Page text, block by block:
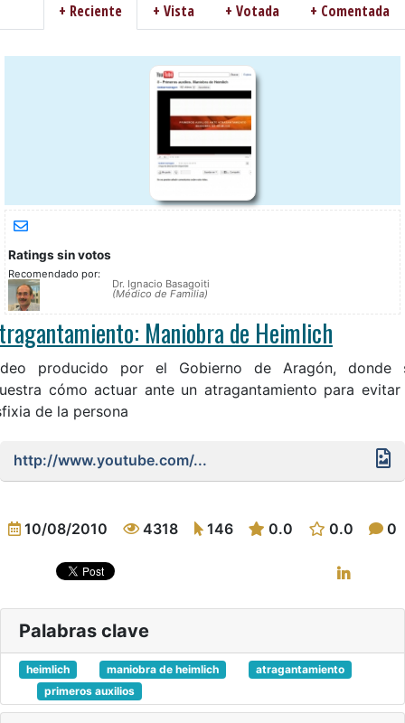
+ Reciente + Vista + Votada + Comentada
Ratings sin votos
Recomendado por:
Dr. Ignacio Basagoiti
(Médico de Familia)
Maniobra de Heimlich
producido por el Gobierno de Aragón, donde
cómo actuar ante un atragantamiento para evitar
de la persona
http://www.youtube.com/...
10/08/2010 4318 146 0.0 0.0 0
Palabras clave
heimlich maniobra de heimlich
atragantamiento
primeros auxilios